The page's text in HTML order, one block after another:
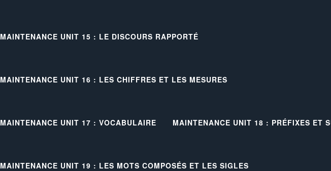
MAINTENANCE UNIT 15 : LE DISCOURS RAPPORTÉ
MAINTENANCE UNIT 16 : LES CHIFFRES ET LES MESURES
MAINTENANCE UNIT 17 : VOCABULAIRE MAINTENANCE UNIT 18 : PRÉFIXES ET
MAINTENANCE UNIT 19 : LES MOTS COMPOSÉS ET LES SIGLES